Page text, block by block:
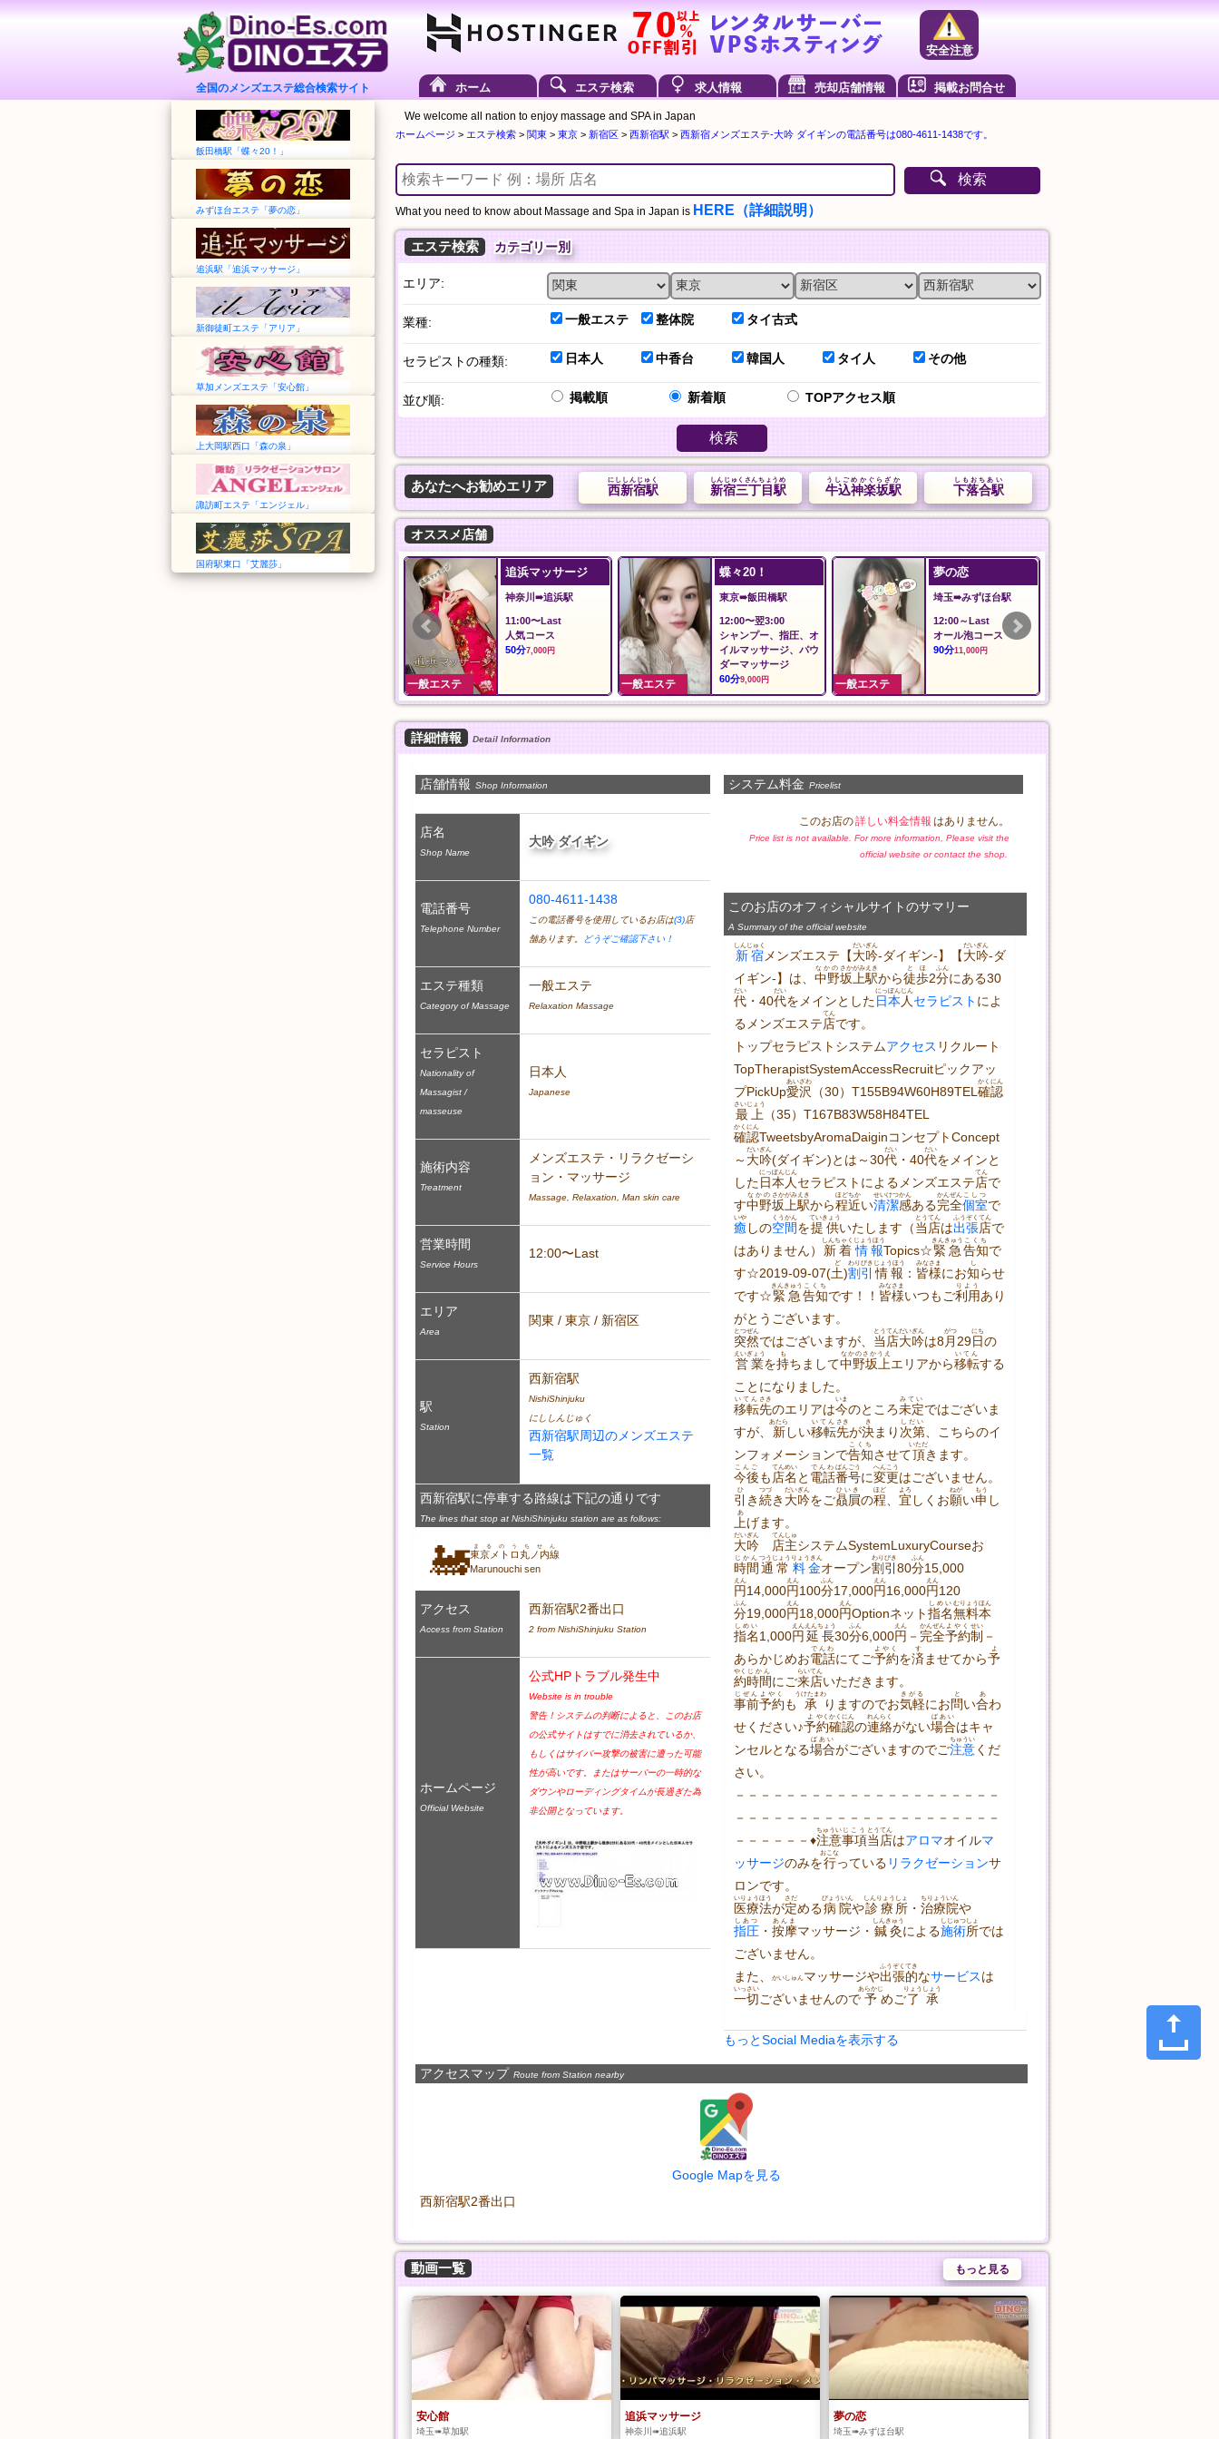
全国のメンズエステ総合検索サイト
安全注意
ホーム エステ検索 求人情報 売却店舗情報 掲載お問合せ
飯田橋駅「蝶々20！」
みずほ台エステ「夢の恋」
追浜駅「追浜マッサージ」
新御徒町エステ「アリア」
草加メンズエステ「安心館」
上大岡駅西口「森の泉」
諏訪町エステ「エンジェル」
国府駅東口「艾麗莎」
We welcome all nation to enjoy massage and SPA in Japan
ホームページ > エステ検索 > 関東 > 東京 > 新宿区 > 西新宿駅 > 西新宿メンズエステ-大吟 ダイギンの電話番号は080-4611-1438です。
検索
What you need to know about Massage and Spa in Japan is HERE（詳細説明）
エステ検索 カテゴリー別
エリア:
業種: 一般エステ 整体院 タイ古式
セラピストの種類: 日本人 中香台 韓国人 タイ人 その他
並び順: 掲載順 新着順 TOPアクセス順
検索
あなたへお勧めエリア 下落合駅
しもおちあい
牛込神楽坂駅
うしごめかぐらざか
新宿三丁目駅
しんじゅくさんちょうめ
西新宿駅
にししんじゅく
オススメ店舗
Angel エンジェル
一般エステ
追浜マッサージ
神奈川➠追浜駅
11:00〜Last
人気コース
50分7,000円
一般エステ
蝶々20！
東京➠飯田橋駅
12:00〜翌3:00
シャンプー、指圧、オ
イルマッサージ、パウ
ダーマッサージ
60分9,000円 一般エステ
夢の恋
埼玉➠みずほ台駅
12:00～Last
オール泡コース
90分11,000円
詳細情報 Detail Information
システム料金 Pricelist
このお店の詳しい料金情報 はありません。
Price list is not available. For more information, Please visit the
official website or contact the shop.
このお店のオフィシャルサイトのサマリー
A Summary of the official website
新宿
しんじゅく
メンズエステ【大
だい
吟
ぎん
-ダイギン-】【大
だい
吟
ぎん
-ダ
イギン-】は、 中野
なかの
坂上
さかがみ
駅
えき
から徒歩
とほ
2分
ふん
にある30
代
だい
・40代
だい
をメインとした日本人
にっぽんじん
セラピスト によ
るメンズエステ店
てん
です。
トップセラピストシステムアクセス リクルート
TopTherapistSystemAccessRecruitピックアッ
プPickUp愛沢
あいざわ
（30）T155B94W60H89TEL確認
かくにん
最上
さいじょう
（35）T167B83W58H84TEL
確認
かくにん
TweetsbyAromaDaiginコンセプトConcept
～ 大
だい
吟
ぎん
(ダイギン)とは～30代
だい
・40代
だい
をメインと
した日本人
にっぽんじん
セラピストによるメンズエステ店
てん
で
す中野
なかの
坂上
さかがみ
駅
えき
から程近
ほどちか
い清潔
せいけつ
感
かん
ある完全
かんぜん
個室
こしつ
で
癒
いや
しの空間
くうかん
を提供
ていきょう
いたします（当店
とうてん
は出張
ふうぞく
店
てん
で
はありません）
新着
しんちゃく
情報
じょうほう
Topics☆緊急
きんきゅう
告知
こくち
で
す☆2019-09-07(土)
ど
割引
わりびき
情報
じょうほう
： 皆様
みなさま
にお知
し
らせ
です☆緊急
きんきゅう
告知
こくち
です！！ 皆様
みなさま
いつもご利用
りよう
あり
がとうございます。
突然
とつぜん
ではございますが、 当店
とうてん
大
だい
吟
ぎん
は8月
がつ
29日
にち
の
営業
えいぎょう
を持
も
ちまして中野坂上
なかのさかうえ
エリアから移転
いてん
する
ことになりました。
移転
いてん
先
さき
のエリアは今
いま
のところ未定
みてい
ではございま
すが、
新
あたら
しい移転
いてん
先
さき
が決
き
まり 次第
しだい
、こちらのイ
ンフォメーションで告知
こくち
させて頂
いただ
きます。
今後
こんご
も店名
てんめい
と 電話
でんわ
番号
ばんごう
に変更
へんこう
はございません。
引
ひ
き続
つづ
き 大
だい
吟
ぎん
をご贔屓
ひいき
の程
ほど
、 宜
よろ
しくお願
ねが
い申
もう
し
上
あ
げます。
大
だい
吟
ぎん
店主
てんしゅ
システムSystemLuxuryCourse​お
時間
じかん
通常
つうじょう
料金
りょうきん
オープン割引
わりびき
80分
ふん
15,000
円
えん
14,000円
えん
100分
ふん
17,000円
えん
16,000円
えん
120
分
ふん
19,000円
えん
18,000円
えん
Optionネット指名
しめい
無料
むりょう
本
ほん
指名
しめい
1,000円
えん
延長
えんちょう
30分
ふん
6,000円
えん
－ 完全
かんぜん
予約
よやく
制
せい
－
あらかじめお電話
でんわ
にてご予約
よやく
を済
す
ませてから予
よ
約
やく
時間
じかん
にご来店
らいてん
いただきます。
事前
じぜん
予約
よやく
も 承
うけたまわ
りますのでお気軽
きがる
にお問
と
い合
あ
わ
せください♪予
よ
約
やく
確認
かくにん
の連絡
れんらく
がない場合
ばあい
はキャ
ンセルとなる場合
ばあい
がございますのでご注意
ちゅうい
くだ
さい。
－－－－－－－－－－－－－－－－－－－－－
－－－－－－－－－－－－－－－－－－－－－
－－－－－－♦︎注意
ちゅうい
事項
じこう
当店
とうてん
はアロマオイルマ
ッサージのみを行
おこな
っている リラクゼーションサ
ロンです。
医療
いりょう
法
ほう
が定
さだ
める病院
びょういん
や診療
しんりょう
所
しょ
・ 治療
ちりょう
院
いん
や
指圧
しあつ
・ 按摩
あんま
マッサージ・ 鍼灸
しんきゅう
による施術
しじゅつ
所
しょ
では
ございません。
また、
かいしゅん マッサージや出張
ふうぞく
的
てき
なサービスは
一切
いっさい
ございませんので 予
あらかじ
めご了承
りょうしょう
もっとSocial Mediaを表示する
店舗情報 Shop Information
店名
Shop Name
大吟 ダイギン
電話番号
Telephone Number
080-4611-1438
この電話番号を使用しているお店は(3)店
舗あります。 どうぞご確認下さい！
エステ種類
Category of Massage
一般エステ
Relaxation Massage
セラピスト
Nationality of
Massagist /
masseuse
日本人
Japanese
施術内容
Treatment
メンズエステ・リラクゼーシ
ョン・マッサージ
Massage, Relaxation, Man skin care
営業時間
Service Hours
12:00〜Last
エリア
Area
関東 / 東京 / 新宿区
駅
Station
西新宿駅
NishiShinjuku
にししんじゅく
西新宿駅周辺のメンズエステ
一覧
西新宿駅に停車する路線は下記の通りです
The lines that stop at NishiShinjuku station are as follows:
🚂東京メトロ丸ノ内線
まるのうちせん
Marunouchi sen
アクセス
Access from Station
西新宿駅2番出口
2 from NishiShinjuku Station
ホームページ
Official Website
公式HPトラブル発生中
Website is in trouble
警告！システムの判断によると、このお店
の公式サイトはすでに消去されているか、
もしくはサイバー攻撃の被害に遭った可能
性が高いです。またはサーバーの一時的な
ダウンやローディングタイムが長過ぎた為
非公開となっています。
アクセスマップ Route from Station nearby
Google Mapを見る
西新宿駅2番出口
動画一覧 もっと見る
安心館
埼玉➠草加駅
追浜マッサージ
神奈川➠追浜駅
夢の恋
埼玉➠みずほ台駅